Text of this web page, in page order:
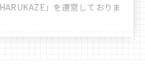
」を運営しておりま
り、お客様へ多彩かつ最善な
ただきます。時代の移り変わ